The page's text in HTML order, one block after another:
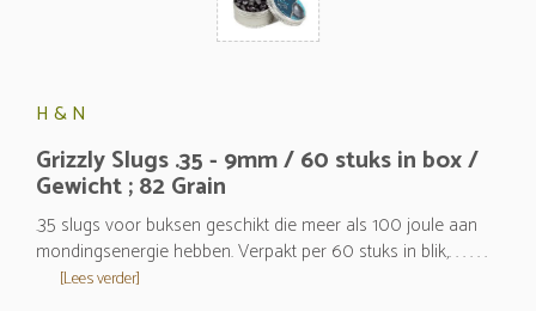
H & N
Grizzly Slugs .35 - 9mm / 60 stuks in box /
Gewicht ; 82 Grain
.35 slugs voor buksen geschikt die meer als 100 joule aan
mondingsenergie hebben. Verpakt per 60 stuks in blik,. . . . . .
[Lees verder]